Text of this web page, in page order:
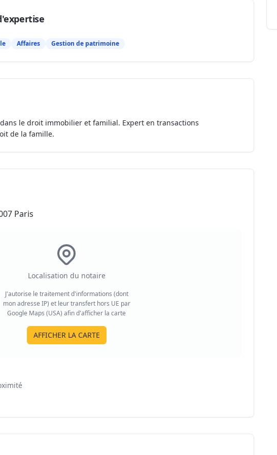
Affaires Gestion de patrimoine
le droit immobilier et familial. Expert en transactions
de la famille.
Paris
Localisation du notaire
J'autorise le traitement d'informations (dont
mon adresse IP) et leur transfert hors UE par
Google Maps (USA) afin d'afficher la carte
AFFICHER LA CARTE